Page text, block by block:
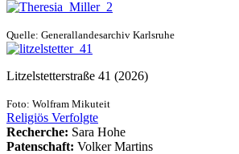
Quelle: Generallandesarchiv Karlsruhe
Litzelstetterstraße 41 (2026)
Foto: Wolfram Mikuteit
Religiös Verfolgte
Recherche: Sara Hohe
Patenschaft: Volker Martins